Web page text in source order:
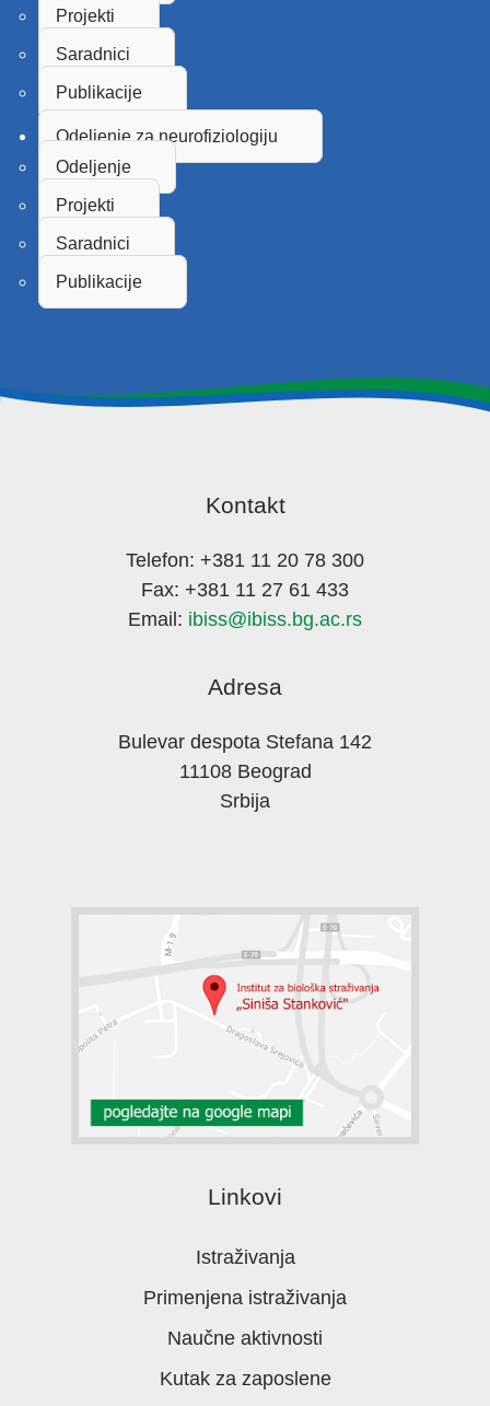
Projekti
Saradnici
Publikacije
Odeljenje za neurofiziologiju
Odeljenje
Projekti
Saradnici
Publikacije
Kontakt
Telefon: +381 11 20 78 300
Fax: +381 11 27 61 433
Email: ibiss@ibiss.bg.ac.rs
Adresa
Bulevar despota Stefana 142
11108 Beograd
Srbija
Linkovi
Istraživanja
Primenjena istraživanja
Naučne aktivnosti
Kutak za zaposlene